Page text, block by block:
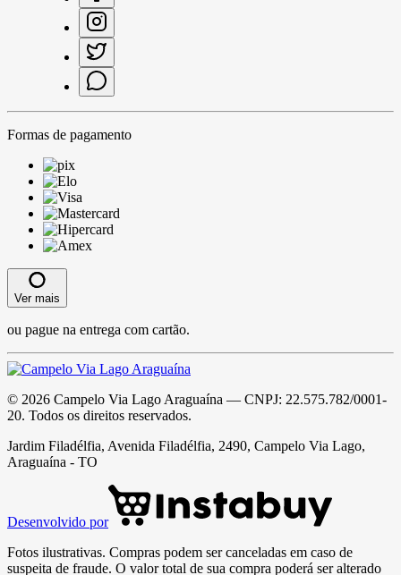
Formas de pagamento
Ver mais
ou pague na entrega com cartão.
© 2026 Campelo Via Lago Araguaína — CNPJ: 22.575.782/0001-
20. Todos os direitos reservados.
Jardim Filadélfia, Avenida Filadélfia, 2490, Campelo Via Lago,
Araguaína - TO
Desenvolvido por
Fotos ilustrativas. Compras podem ser canceladas em caso de
suspeita de fraude. O valor total de sua compra poderá ser alterado